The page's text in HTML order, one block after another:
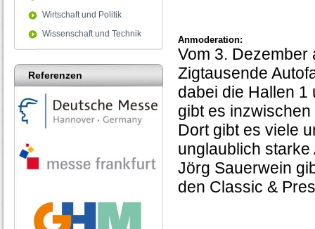
Wirtschaft und Politik
Wissenschaft und Technik
Referenzen
Anmoderation:
Vom 3. Dezember
Zigtausende
dabei die Hallen 1
gibt es
Dort gibt es viele
unglaublich
Jörg Sauerwein
den Classic &